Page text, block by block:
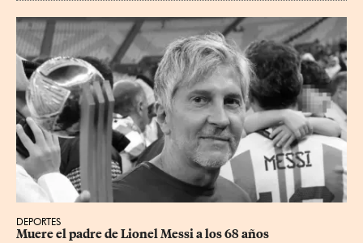
DEPORTES
Muere el padre de Lionel Messi a los 68 años